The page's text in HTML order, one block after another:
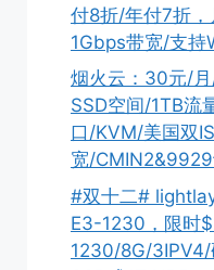
付8折/年付7折，
1Gbps带宽/支持
烟火云：30元/
SSD空间/1TB
口/KVM/美国双
宽/CMIN2&9929
#双十二#
E3-1230，限时
1230/8G/